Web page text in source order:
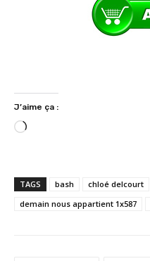
J’aime ça :
C
r
g
e
TAGS bash chloé delcourt
demain nous appartient 1x587